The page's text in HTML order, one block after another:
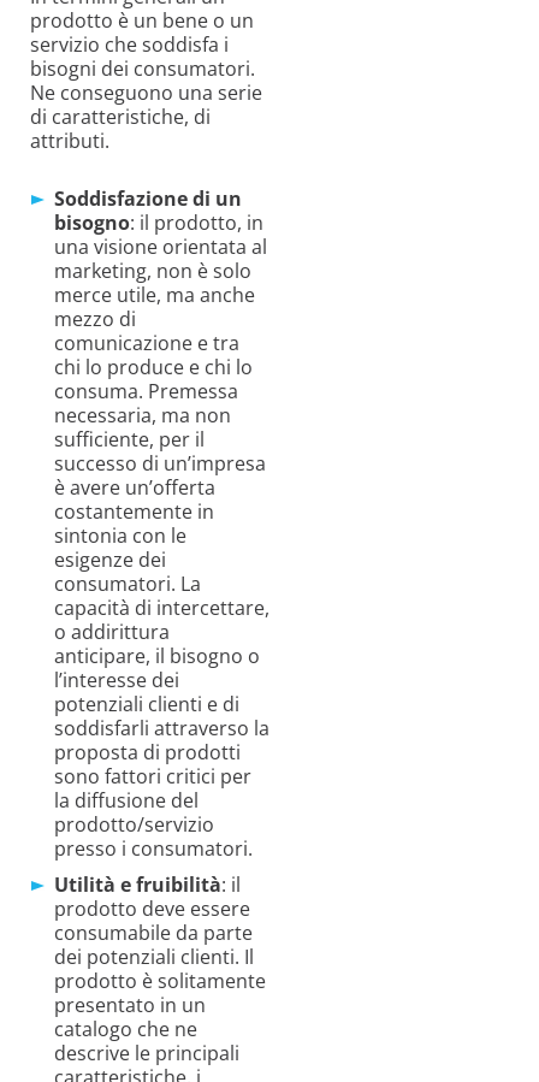
prodotto è un bene o un
servizio che soddisfa i
bisogni dei consumatori.
Ne conseguono una serie
di caratteristiche, di
attributi.
Soddisfazione di un
bisogno: il prodotto, in
una visione orientata al
marketing, non è solo
merce utile, ma anche
mezzo di
comunicazione e tra
chi lo produce e chi lo
consuma. Premessa
necessaria, ma non
sufficiente, per il
successo di un’impresa
è avere un’offerta
costantemente in
sintonia con le
esigenze dei
consumatori. La
capacità di intercettare,
o addirittura
anticipare, il bisogno o
l’interesse dei
potenziali clienti e di
soddisfarli attraverso la
proposta di prodotti
sono fattori critici per
la diffusione del
prodotto/servizio
presso i consumatori.
Utilità e fruibilità: il
prodotto deve essere
consumabile da parte
dei potenziali clienti. Il
prodotto è solitamente
presentato in un
catalogo che ne
descrive le principali